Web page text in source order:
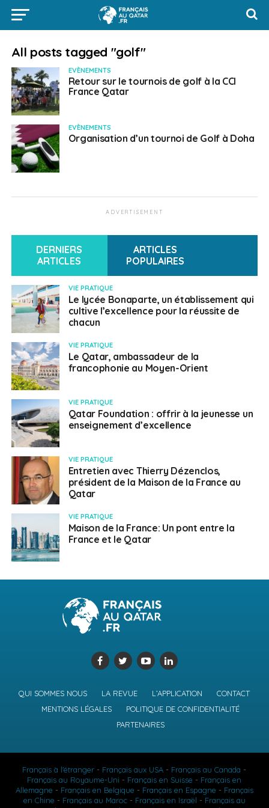
All posts tagged "golf"
EVÈNEMENTS
Retour sur le tournois de golf à la CCI
France Qatar
EVÈNEMENTS
Organisation d’un tournoi de Golf à Doha
ADVERTISEMENT
DERNIERS
ARTICLES
ARTICLES
POPULAIRES
VIE PRATIQUE
Le lycée Bonaparte, un établissement qui
cultive l’excellence pour la réussite de
chacun
VIE PRATIQUE
Le Qatar, ambassadeur de la
francophonie au Moyen-Orient
VIE PRATIQUE
Qatar Foundation : offrir à la jeunesse un
enseignement d’excellence
VIE PRATIQUE
Entretien avec Thierry Dézenclos,
président de la Maison de la France au
Qatar
VIE PRATIQUE
Maison de la France: Un pont entre la
France et le Qatar
QUI SOMMES NOUS LA REVUE L’APPLICATION
CONTACT
MENTIONS LÉGALES
POLITIQUE DE CONFIDENTIALITÉ
PARTENAIRES
Français à l'étranger - Français aux USA - Français au Canada -
Français au Royaume-Uni - Français en Suisse - Français en
Allemagne - Français en Belgique - Français en Espagne - Français
en Chine - Français au Maroc- Français en Israël - Français au